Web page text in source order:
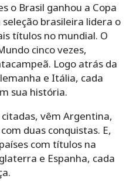
o Brasil ganhou a Copa
brasileira lidera o
títulos no mundial. O
cinco vezes,
Logo atrás da
e Itália, cada
sua história.
vêm Argentina,
duas conquistas. E,
com títulos na
e Espanha, cada